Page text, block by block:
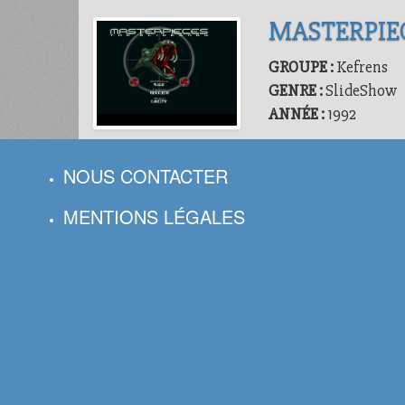
GROUPE :Kefrens
GENRE :SlideShow
ANNÉE :1992
NOUS CONTACTER
MENTIONS LÉGALES